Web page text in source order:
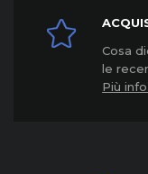
Cosa
le
Più